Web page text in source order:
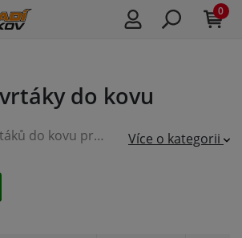
0
do kovu
Široká nabídka vrtáků do kovu pro domácí i profi použití a různé způsoby upnutí. Sady vrtáků s kuželovitým upínáním Morse nabízíme i s upínací stopkou-redukčním pouzdrem MK. Více o kategorii